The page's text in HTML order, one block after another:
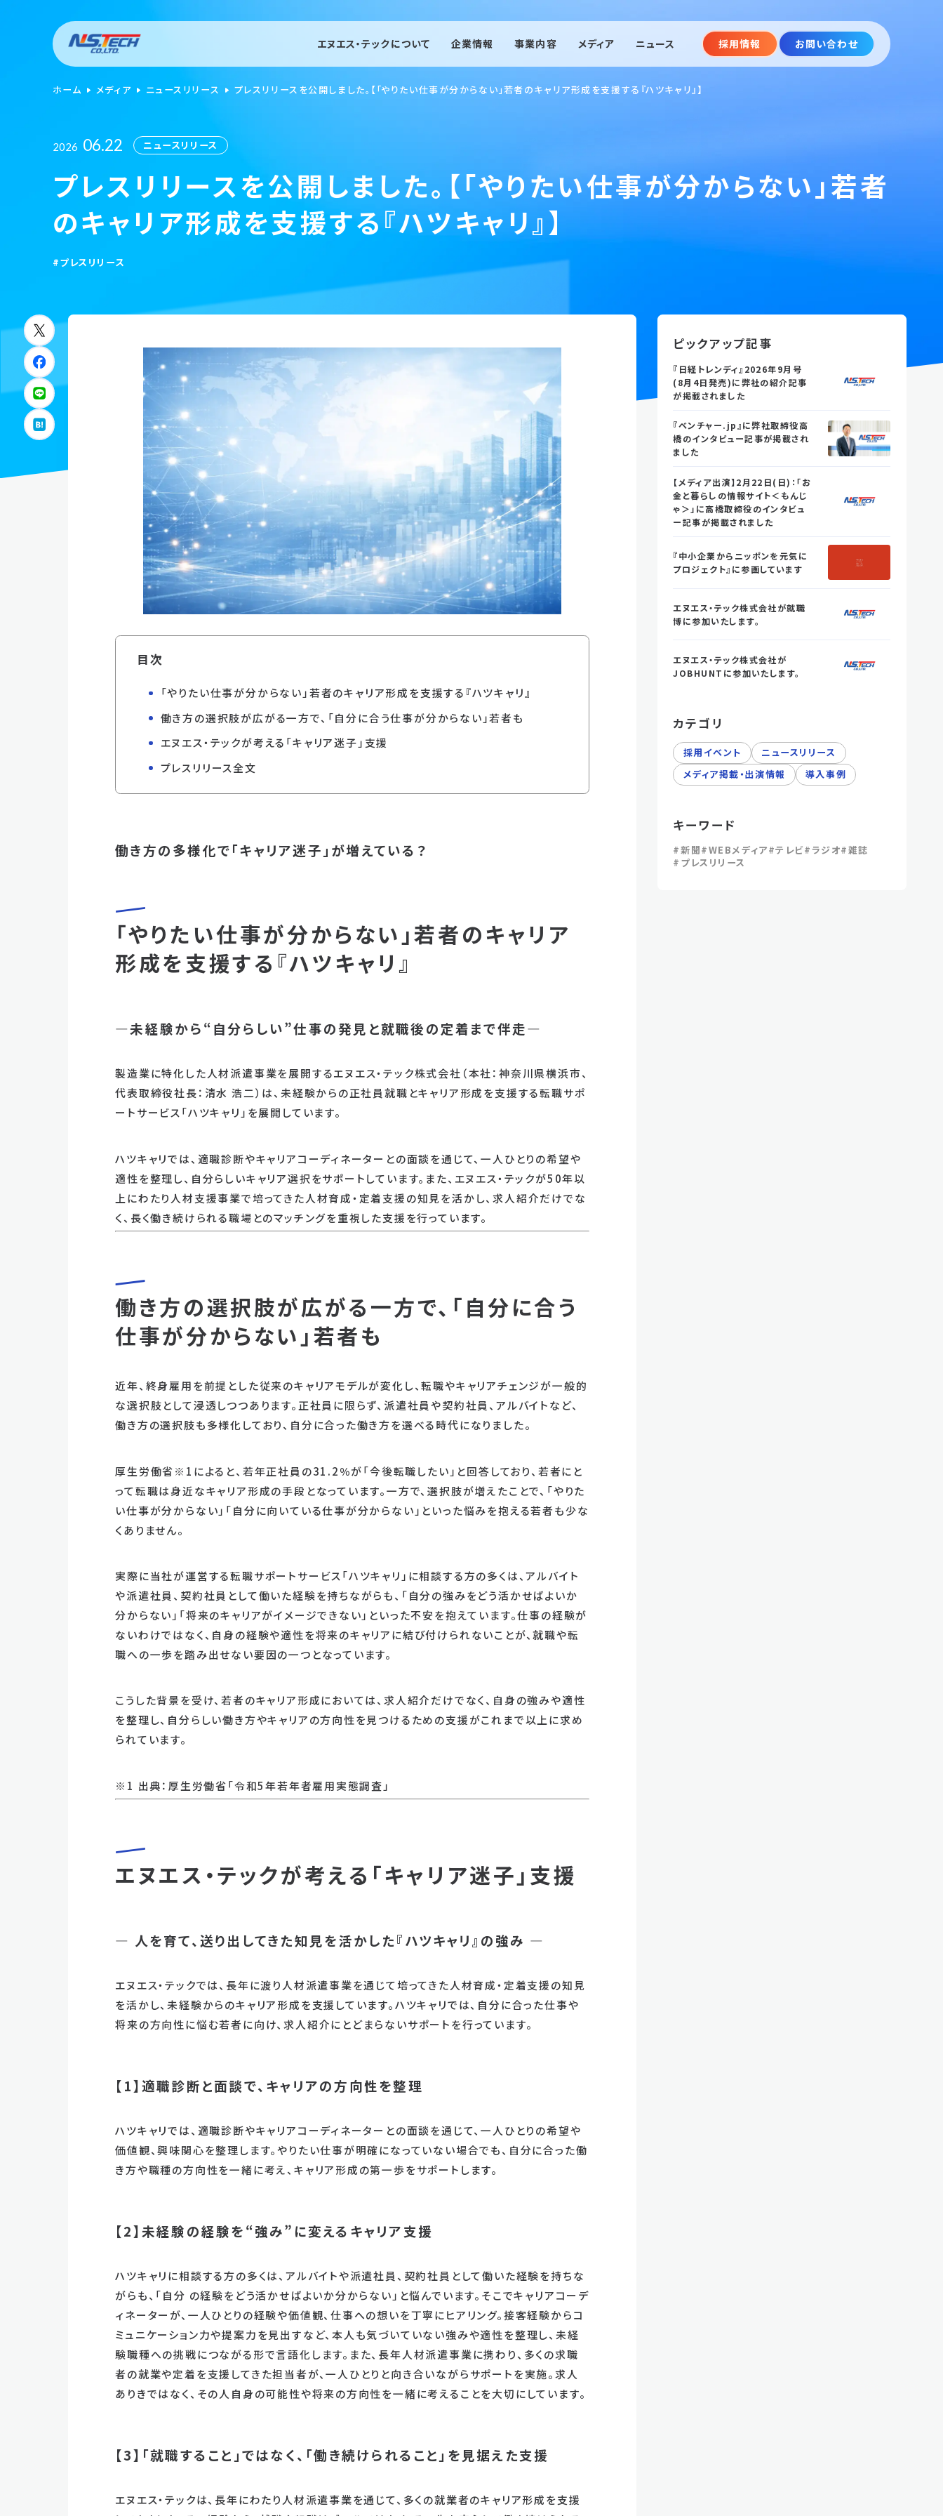
エヌエス・テックについて 企業情報 事業内容
人材派遣事業
機械保全事業
紹介予定派遣事業
メディア ニュース 採用情報 お問い合わせ
ホーム メディア ニュースリリース プレスリリースを公開しました。【「やりたい仕事が分からない」若者のキャリア形成を支援する『ハツキャリ』】
2026 06.22 ニュースリリース
プレスリリースを公開しました。【「やりたい仕事が分からない」若者
のキャリア形成を支援する『ハツキャリ』】
#プレスリリース
目次
「やりたい仕事が分からない」若者のキャリア形成を支援する『ハツキャリ』
働き方の選択肢が広がる一方で、「自分に合う仕事が分からない」若者も
エヌエス・テックが考える「キャリア迷子」支援
プレスリリース全文
働き方の多様化で「キャリア迷子」が増えている？
「やりたい仕事が分からない」若者のキャリア
形成を支援する『ハツキャリ』
―未経験から“自分らしい”仕事の発見と就職後の定着まで伴走―
製造業に特化した人材派遣事業を展開するエヌエス・テック株式会社（本社：神奈川県横浜市、
代表取締役社長：清水 浩二）は、未経験からの正社員就職とキャリア形成を支援する転職サポ
ートサービス「ハツキャリ」を展開しています。
ハツキャリでは、適職診断やキャリアコーディネーターとの面談を通じて、一人ひとりの希望や
適性を整理し、自分らしいキャリア選択をサポートしています。また、エヌエス・テックが50年以
上にわたり人材支援事業で培ってきた人材育成・定着支援の知見を活かし、求人紹介だけでな
く、長く働き続けられる職場とのマッチングを重視した支援を行っています。
働き方の選択肢が広がる一方で、「自分に合う
仕事が分からない」若者も
近年、終身雇用を前提とした従来のキャリアモデルが変化し、転職やキャリアチェンジが一般的
な選択肢として浸透しつつあります。正社員に限らず、派遣社員や契約社員、アルバイトなど、
働き方の選択肢も多様化しており、自分に合った働き方を選べる時代になりました。
厚生労働省※1によると、若年正社員の31.2％が「今後転職したい」と回答しており、若者にと
って転職は身近なキャリア形成の手段となっています。一方で、選択肢が増えたことで、「やりた
い仕事が分からない」「自分に向いている仕事が分からない」といった悩みを抱える若者も少な
くありません。
実際に当社が運営する転職サポートサービス「ハツキャリ」に相談する方の多くは、アルバイト
や派遣社員、契約社員として働いた経験を持ちながらも、「自分の強みをどう活かせばよいか
分からない」「将来のキャリアがイメージできない」といった不安を抱えています。仕事の経験が
ないわけではなく、自身の経験や適性を将来のキャリアに結び付けられないことが、就職や転
職への一歩を踏み出せない要因の一つとなっています。
こうした背景を受け、若者のキャリア形成においては、求人紹介だけでなく、自身の強みや適性
を整理し、自分らしい働き方やキャリアの方向性を見つけるための支援がこれまで以上に求め
られています。
※1 出典：厚生労働省「令和5年若年者雇用実態調査」
エヌエス・テックが考える「キャリア迷子」支援
― 人を育て、送り出してきた知見を活かした『ハツキャリ』の強み ―
エヌエス・テックでは、長年に渡り人材派遣事業を通じて培ってきた人材育成・定着支援の知見
を活かし、未経験からのキャリア形成を支援しています。ハツキャリでは、自分に合った仕事や
将来の方向性に悩む若者に向け、求人紹介にとどまらないサポートを行っています。
【1】適職診断と面談で、キャリアの方向性を整理
ハツキャリでは、適職診断やキャリアコーディネーターとの面談を通じて、一人ひとりの希望や
価値観、興味関心を整理します。やりたい仕事が明確になっていない場合でも、自分に合った働
き方や職種の方向性を一緒に考え、キャリア形成の第一歩をサポートします。
【2】未経験の経験を“強み”に変えるキャリア支援
ハツキャリに相談する方の多くは、アルバイトや派遣社員、契約社員として働いた経験を持ちな
がらも、「自分 の経験をどう活かせばよいか分からない」と悩んでいます。そこでキャリアコーデ
ィネーターが、一人ひとりの経験や価値観、仕事への想いを丁寧にヒアリング。接客経験からコ
ミュニケーション力や提案力を見出すなど、本人も気づいていない強みや適性を整理し、未経
験職種への挑戦につながる形で言語化します。また、長年人材派遣事業に携わり、多くの求職
者の就業や定着を支援してきた担当者が、一人ひとりと向き合いながらサポートを実施。求人
ありきではなく、その人自身の可能性や将来の方向性を一緒に考えることを大切にしています。
【3】「就職すること」ではなく、「働き続けられること」を見据えた支援
エヌエス・テックは、長年にわたり人材派遣事業を通じて、多くの就業者のキャリア形成を支援
ピックアップ記事
『日経トレンディ』2026年9月号
(8月4日発売)に弊社の紹介記事
が掲載されました
『ベンチャー.jp』に弊社取締役高
橋のインタビュー記事が掲載され
ました
【メディア出演】2月22日(日)：「お
金と暮らしの情報サイト＜もんじ
ゃ＞」に高橋取締役のインタビュ
ー記事が掲載されました
『中小企業からニッポンを元気に
プロジェクト』に参画しています
エヌエス・テック株式会社が就職
博に参加いたします。
エヌエス・テック株式会社が
JOBHUNTに参加いたします。
カテゴリ
採用イベント
ニュースリリース
メディア掲載・出演情報
導入事例
キーワード
#新聞#WEBメディア#テレビ#ラジオ#雑誌
#プレスリリース